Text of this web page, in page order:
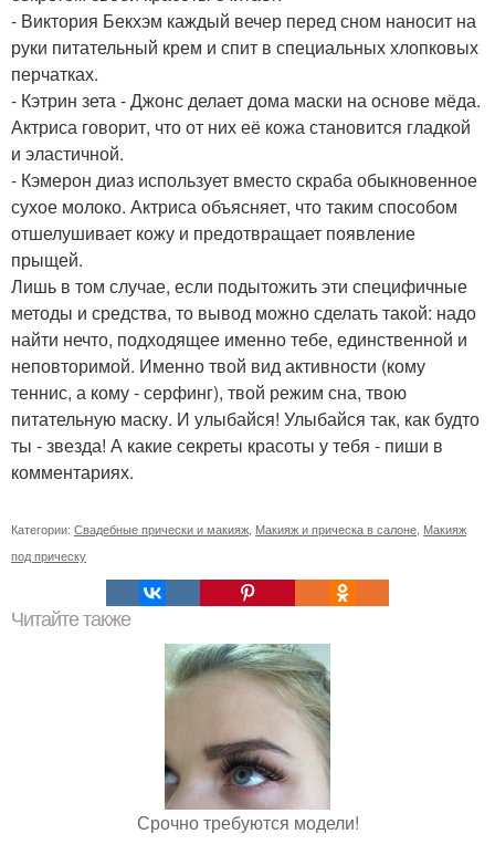
- Виктория Бекхэм каждый вечер перед сном наносит на
руки питательный крем и спит в специальных хлопковых
перчатках.
- Кэтрин зета - Джонс делает дома маски на основе мёда.
Актриса говорит, что от них её кожа становится гладкой
и эластичной.
- Кэмерон диаз использует вместо скраба обыкновенное
сухое молоко. Актриса объясняет, что таким способом
отшелушивает кожу и предотвращает появление
прыщей.
Лишь в том случае, если подытожить эти специфичные
методы и средства, то вывод можно сделать такой: надо
найти нечто, подходящее именно тебе, единственной и
неповторимой. Именно твой вид активности (кому
теннис, а кому - серфинг), твой режим сна, твою
питательную маску. И улыбайся! Улыбайся так, как будто
ты - звезда! А какие секреты красоты у тебя - пиши в
комментариях.
Категории: Свадебные прически и макияж Макияж и прическа в салоне Макияж
под прическу
Читайте также
Срочно требуются модели!